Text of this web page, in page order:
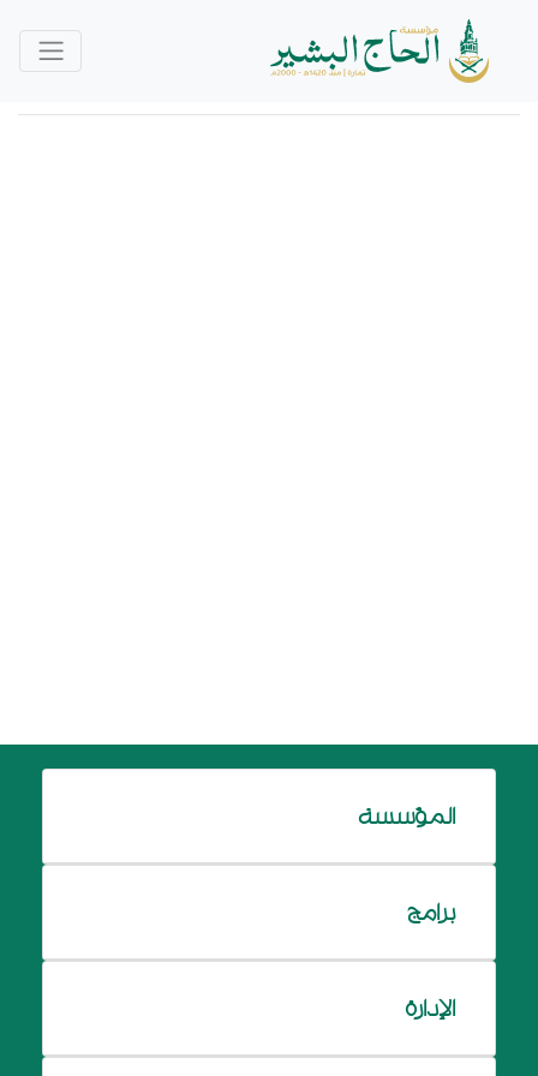
رقم التسجيل
/
المؤسسة
برامج
الإدارة